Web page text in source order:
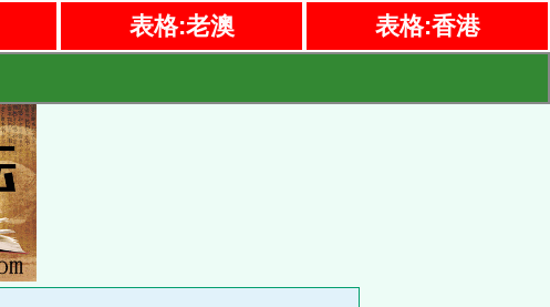
表格:老澳
表格:香港